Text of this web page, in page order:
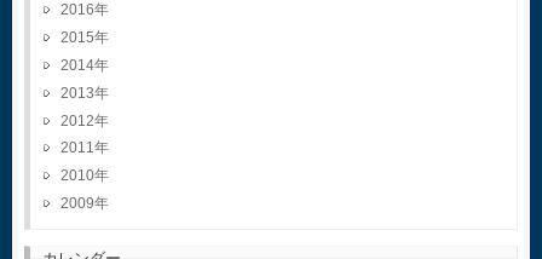
2016
2015
2014
2013
2012
2011
2010
2009